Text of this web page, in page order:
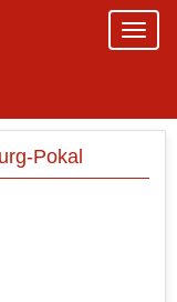
Pokal